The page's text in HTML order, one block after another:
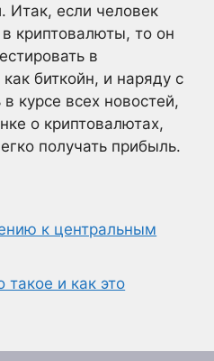
Итак, если человек
криптовалюты, то он
в
биткойн, и наряду с
курсе всех новостей,
о криптовалютах,
получать прибыль.
к центральным
такое и как это